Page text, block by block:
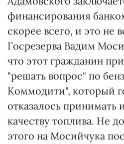
финансирования
скорее всего, и это не
Госрезерва Вадим
что этот гражданин
"решать вопрос" по
Коммодити", который
отказалось принимать
качеству топлива. Не
этого на Мосийчука